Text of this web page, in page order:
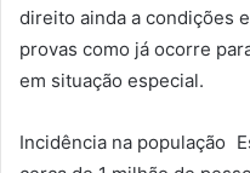
direito ainda a condições
provas como já ocorre
em situação especial.
Incidência na população